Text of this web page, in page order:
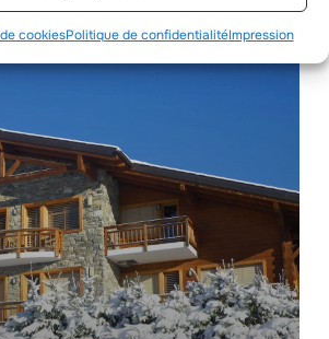
cookiesPolitique de confidentialitéImpression